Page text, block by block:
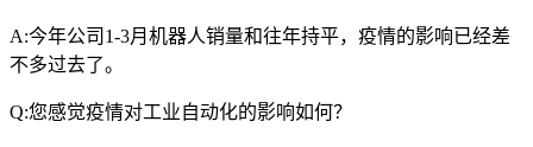
A:今年公司1-3月机器人销量和往年持平，疫情的影响已经差
不多过去了。
Q:您感觉疫情对工业自动化的影响如何？